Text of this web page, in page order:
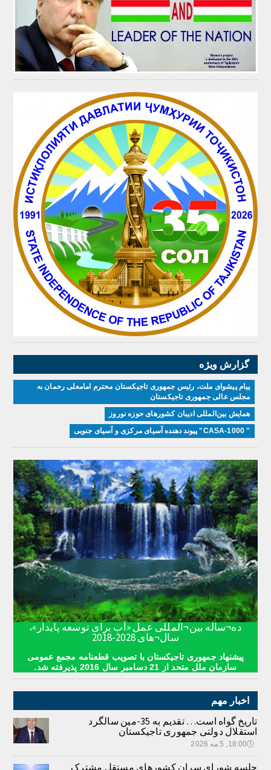
گزارش ویژه
پیام پیشوای ملت، رئیس جمهوری تاجیکستان محترم امامعلی رحمان به
مجلس عالی جمهوری تاجیکستان
همایش بین‌المللی ادیبان کشور‌های حوزه نوروز
" CASA-1000" پیوند دهنده آسیای مرکزی و آسیای جنوبی
ده¬ساله بین¬المللی عمل «آب برای توسعه پایدار»،
سال¬های 2028-2018
پیشنهاد جمهوری تاجیکستان با تصویب قطعنامه مجمع عمومی
سازمان ملل متحد از 21 دسامبر سال 2016 پذیرفته شد.
اخبار مهم
تاریخ گواه است… تقدیم به 35-مین سالگرد
استقلال دولتی جمهوری تاجیکستان
🕔18:00, 5.مه 2026
جلسه شورای سران کشورهای مستقل مشترک